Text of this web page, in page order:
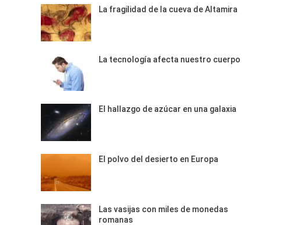
La fragilidad de la cueva de Altamira
La tecnología afecta nuestro cuerpo
El hallazgo de azúcar en una galaxia
El polvo del desierto en Europa
Las vasijas con miles de monedas
romanas